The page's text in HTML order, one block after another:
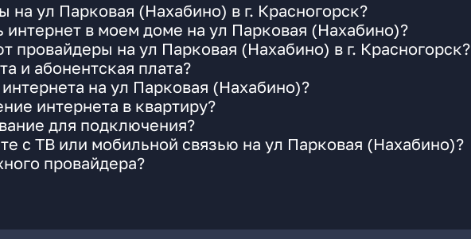
на ул Парковая (Нахабино) в г. Красногорск?
в моем доме на ул Парковая (Нахабино)?
провайдеры на ул Парковая (Нахабино) в г. Красногорск?
и абонентская плата?
на ул Парковая (Нахабино)?
интернета в квартиру?
для подключения?
с ТВ или мобильной связью на ул Парковая (Нахабино)?
провайдера?